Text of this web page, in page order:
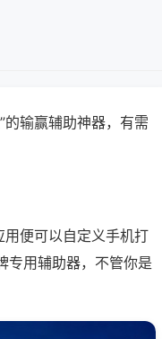
输赢辅助神器，有需
用便可以自定义手机打
专用辅助器，不管你是